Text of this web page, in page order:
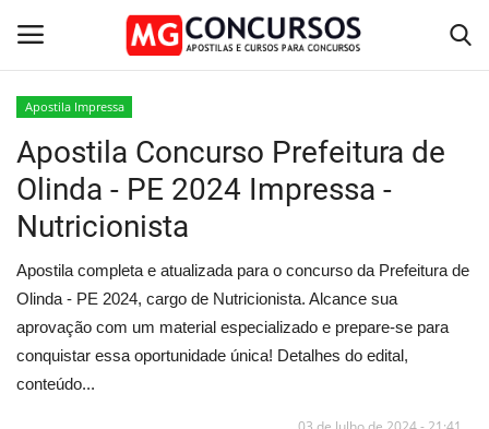
Home
Apostilas PDF
Apostila Impressa
Cursos Online
Combo Apostilas
Apostila Impressa
Apostila Concurso Prefeitura de
Olinda - PE 2024 Impressa -
Nutricionista
Apostila completa e atualizada para o concurso da Prefeitura de
Olinda - PE 2024, cargo de Nutricionista. Alcance sua
aprovação com um material especializado e prepare-se para
conquistar essa oportunidade única! Detalhes do edital,
conteúdo...